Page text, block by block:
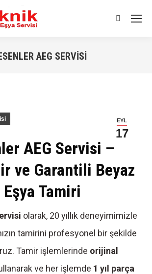
Search:
AEG SERVISI
EYL
17
AEG Servisi –
ve Garantili Beyaz
Eşya Tamiri
olarak, 20 yıllık deneyimimizle
tamirini profesyonel bir şekilde
Tamir işlemlerinde orijinal
ve her işlemde 1 yıl parça